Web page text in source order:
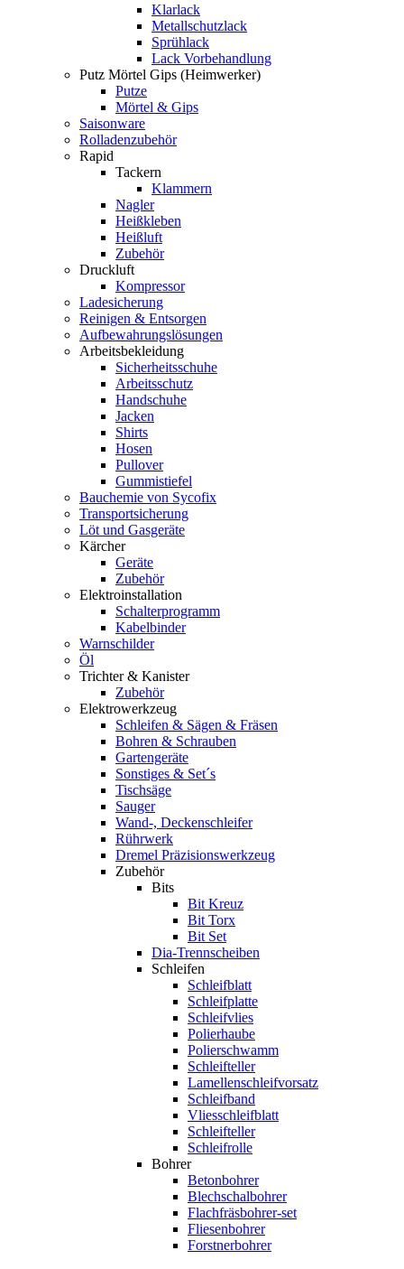
Klarlack
Metallschutzlack
Sprühlack
Lack Vorbehandlung
Putz Mörtel Gips (Heimwerker)
Putze
Mörtel & Gips
Saisonware
Rolladenzubehör
Rapid
Tackern
Klammern
Nagler
Heißkleben
Heißluft
Zubehör
Druckluft
Kompressor
Ladesicherung
Reinigen & Entsorgen
Aufbewahrungslösungen
Arbeitsbekleidung
Sicherheitsschuhe
Arbeitsschutz
Handschuhe
Jacken
Shirts
Hosen
Pullover
Gummistiefel
Bauchemie von Sycofix
Transportsicherung
Löt und Gasgeräte
Kärcher
Geräte
Zubehör
Elektroinstallation
Schalterprogramm
Kabelbinder
Warnschilder
Öl
Trichter & Kanister
Zubehör
Elektrowerkzeug
Schleifen & Sägen & Fräsen
Bohren & Schrauben
Gartengeräte
Sonstiges & Set´s
Tischsäge
Sauger
Wand-, Deckenschleifer
Rührwerk
Dremel Präzisionswerkzeug
Zubehör
Bits
Bit Kreuz
Bit Torx
Bit Set
Dia-Trennscheiben
Schleifen
Schleifblatt
Schleifplatte
Schleifvlies
Polierhaube
Polierschwamm
Schleifteller
Lamellenschleifvorsatz
Schleifband
Vliesschleifblatt
Schleifteller
Schleifrolle
Bohrer
Betonbohrer
Blechschalbohrer
Flachfräsbohrer-set
Fliesenbohrer
Forstnerbohrer